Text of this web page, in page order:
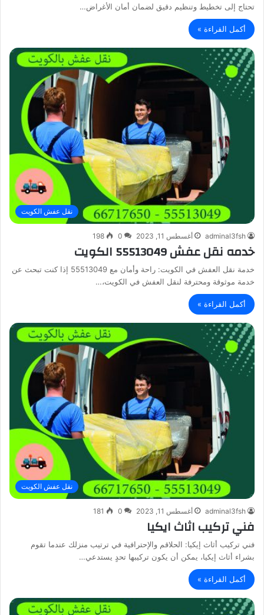
تحتاج إلى تخطيط وتنظيم دقيق لضمان أمان الأغراض…
أكمل القراءة »
نقل عفش الكويت
adminal3fsh أغسطس 11, 2023 0
198
خدمه نقل عفش 55513049 الكويت
خدمة نقل العفش في الكويت: راحة وأمان مع 55513049 إذا كنت تبحث عن
خدمة موثوقة ومحترفة لنقل العفش في الكويت،…
أكمل القراءة »
نقل عفش الكويت
adminal3fsh أغسطس 11, 2023 0
181
فني تركيب اثاث ايكيا
فني تركيب أثاث إيكيا: الحلاقم والإحترافية في ترتيب منزلك عندما تقوم
بشراء أثاث إيكيا، يمكن أن يكون تركيبها تحدٍ يستدعي…
أكمل القراءة »